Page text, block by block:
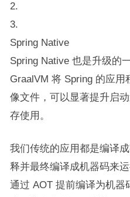
2.
3.
Spring Native
Spring Native 也是升级的
GraalVM 将 Spring 的应
像文件，可以显著提升启
存使用。
我们传统的应用都是编译
释并最终编译成机器码来
通过 AOT 提前编译为机器